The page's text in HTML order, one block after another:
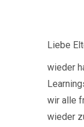
Liebe
wieder
wir alle
wieder